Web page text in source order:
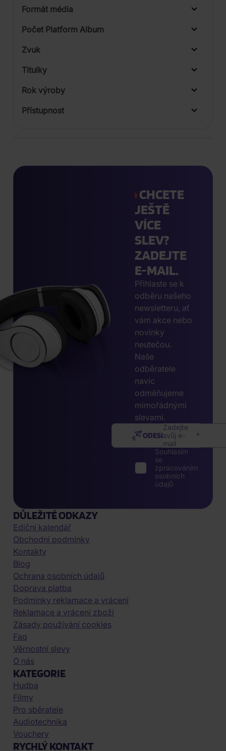
Formát média
Počet Platform Album
Zvuk
Titulky
Rok výroby
Přístupnost
CHCETE
JEŠTĚ
VÍCE
SLEV?
ZADEJTE
E-MAIL.
Přihlaste se k
odběru našeho
newsletteru, ať
vám akce nebo
novinky
neutečou.
Naše
odběratele
navíc
odměňujeme
mimořádnými
slevami.
Zadejte
svůj e-
mail
ODESLAT
Souhlasím
se
zpracováním
osobních
údajů
DŮLEŽITÉ ODKAZY
Ediční kalendář
Obchodní podmínky
Kontakty
Blog
Ochrana osobních údajů
Doprava platba
Podmínky reklamace a vrácení
Reklamace a vrácení zboží
Zásady používání cookies
Faq
Věrnostní slevy
O nás
KATEGORIE
Hudba
Filmy
Pro sběratele
Audiotechnika
Vouchery
RYCHLÝ KONTAKT